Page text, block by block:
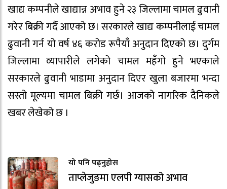
खाद्य कम्पनीले खाद्यान्न अभाव हुने २३ जिल्लामा चामल ढुवानी
गरेर बिक्री गर्दै आएको छ। सरकारले खाद्य कम्पनीलाई चामल
ढुवानी गर्न यो वर्ष ४६ करोड रूपैयाँ अनुदान दिएको छ। दुर्गम
जिल्लामा व्यापारीले लगेको चामल महँगो हुने भएकाले
सरकारले ढुवानी भाडामा अनुदान दिएर खुला बजारमा भन्दा
सस्तो मूल्यमा चामल बिक्री गर्छ। आजको नागरिक दैनिकले
खबर लेखेको छ ।
यो पनि पढ्नुहोस
ताप्लेजुङमा एलपी ग्यासको अभाव